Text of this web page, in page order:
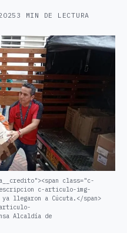
3 MIN DE LECTURA
class="c-
c-articulo-img-
llegaron a Cúcuta.</span>
articulo-
Alcaldía de